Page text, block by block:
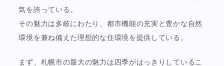
気を誇っている。
その魅力は多岐にわたり、都市機能の充実と豊かな自然
環境を兼ね備えた理想的な住環境を提供している。
まず、札幌市の最大の魅力は四季がはっきりしているこ